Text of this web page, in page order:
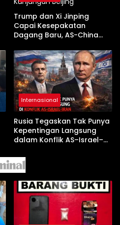
Trump dan Xi Jinping
Capai Kesepakatan
Dagang Baru, AS-China
Jelang Kunjungan Beijing
Internasional
Rusia Tegaskan Tak Punya
Kepentingan Langsung
dalam Konflik AS–Israel–